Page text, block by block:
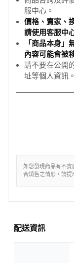
服中心。
價格、賣家、
請使用客服中
「商品本身」
內容可能會被
請不要在公開
址等個人資訊。
如您發現商品有不
合銷售之情形，請提
配送資訊